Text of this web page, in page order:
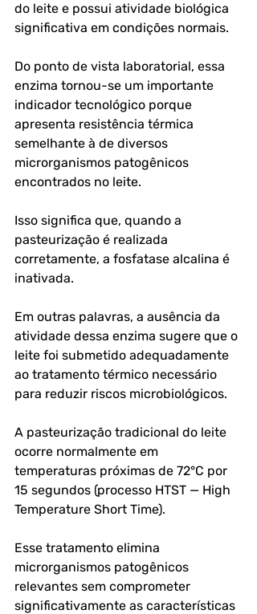
do leite e possui atividade biológica
significativa em condições normais.
Do ponto de vista laboratorial, essa
enzima tornou-se um importante
indicador tecnológico porque
apresenta resistência térmica
semelhante à de diversos
microrganismos patogênicos
encontrados no leite.
Isso significa que, quando a
pasteurização é realizada
corretamente, a fosfatase alcalina é
inativada.
Em outras palavras, a ausência da
atividade dessa enzima sugere que o
leite foi submetido adequadamente
ao tratamento térmico necessário
para reduzir riscos microbiológicos.
A pasteurização tradicional do leite
ocorre normalmente em
temperaturas próximas de 72°C por
15 segundos (processo HTST — High
Temperature Short Time).
Esse tratamento elimina
microrganismos patogênicos
relevantes sem comprometer
significativamente as características